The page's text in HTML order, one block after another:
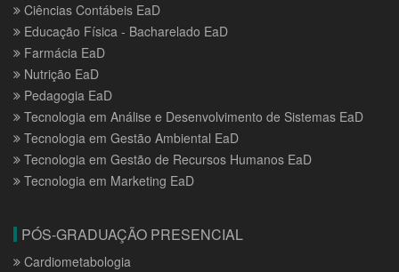
Ciências Contábeis EaD
Educação Física - Bacharelado EaD
Farmácia EaD
Nutrição EaD
Pedagogia EaD
Tecnologia em Análise e Desenvolvimento de Sistemas EaD
Tecnologia em Gestão Ambiental EaD
Tecnologia em Gestão de Recursos Humanos EaD
Tecnologia em Marketing EaD
PÓS-GRADUAÇÃO PRESENCIAL
Cardiometabologia